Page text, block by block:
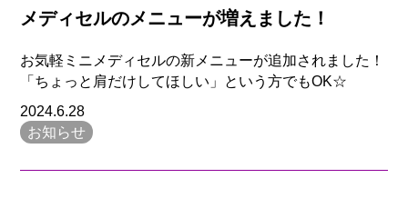
メディセルのメニューが増えました！
お気軽ミニメディセルの新メニューが追加されました！
「ちょっと肩だけしてほしい」という方でもOK☆
2024.6.28
お知らせ